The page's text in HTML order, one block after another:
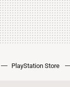
PlayStation Store